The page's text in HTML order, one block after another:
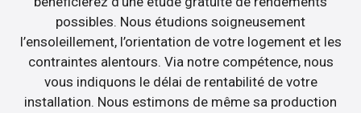
possibles. Nous étudions soigneusement
l’ensoleillement, l’orientation de votre logement et les
contraintes alentours. Via notre compétence, nous
vous indiquons le délai de rentabilité de votre
installation. Nous estimons de même sa production